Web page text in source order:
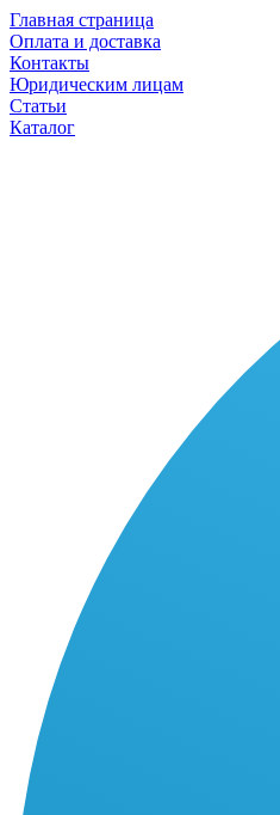
Главная страница
Оплата и доставка
Контакты
Юридическим лицам
Статьи
Каталог